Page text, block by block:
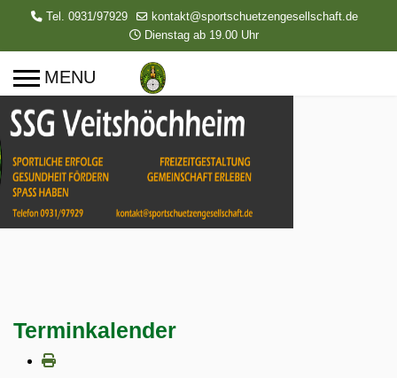
Tel. 0931/97929
kontakt@sportschuetzengesellschaft.de
Dienstag ab 19.00 Uhr
Terminkalender